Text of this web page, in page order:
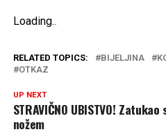
Loading...
RELATED TOPICS: BIJELJINA
OTKAZ
UP NEXT
STRAVIČNO UBISTVO!
nožem